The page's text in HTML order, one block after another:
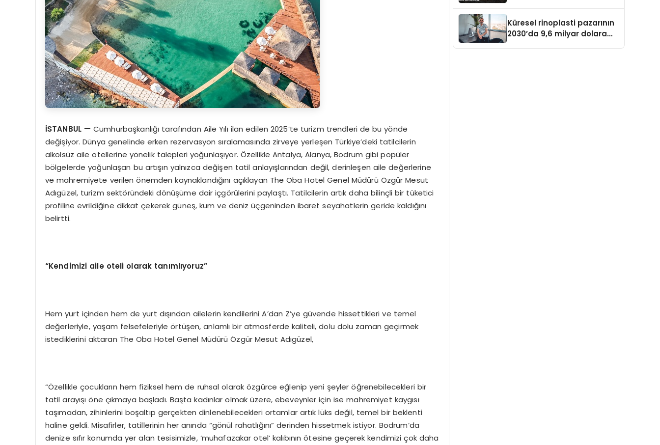
İSTANBUL — Cumhurbaşkanlığı tarafından Aile Yılı ilan edilen 2025’te turizm trendleri de bu yönde
değişiyor. Dünya genelinde erken rezervasyon sıralamasında zirveye yerleşen Türkiye’deki tatilcilerin
alkolsüz aile otellerine yönelik talepleri yoğunlaşıyor. Özellikle Antalya, Alanya, Bodrum gibi popüler
bölgelerde yoğunlaşan bu artışın yalnızca değişen tatil anlayışlarından değil, derinleşen aile değerlerine
ve mahremiyete verilen önemden kaynaklandığını açıklayan The Oba Hotel Genel Müdürü Özgür Mesut
Adıgüzel, turizm sektöründeki dönüşüme dair içgörülerini paylaştı. Tatilcilerin artık daha bilinçli bir tüketici
profiline evrildiğine dikkat çekerek güneş, kum ve deniz üçgeninden ibaret seyahatlerin geride kaldığını
belirtti.
“Kendimizi aile oteli olarak tanımlıyoruz”
Hem yurt içinden hem de yurt dışından ailelerin kendilerini A’dan Z’ye güvende hissettikleri ve temel
değerleriyle, yaşam felsefeleriyle örtüşen, anlamlı bir atmosferde kaliteli, dolu dolu zaman geçirmek
istediklerini aktaran The Oba Hotel Genel Müdürü Özgür Mesut Adıgüzel,
“Özellikle çocukların hem fiziksel hem de ruhsal olarak özgürce eğlenip yeni şeyler öğrenebilecekleri bir
tatil arayışı öne çıkmaya başladı. Başta kadınlar olmak üzere, ebeveynler için ise mahremiyet kaygısı
taşımadan, zihinlerini boşaltıp gerçekten dinlenebilecekleri ortamlar artık lüks değil, temel bir beklenti
haline geldi. Misafirler, tatillerinin her anında “gönül rahatlığını” derinden hissetmek istiyor. Bodrum’da
denize sıfır konumda yer alan tesisimizle, ‘muhafazakar otel’ kalıbının ötesine geçerek kendimizi çok daha
Küresel rinoplasti pazarının
2030’da 9,6 milyar dolara